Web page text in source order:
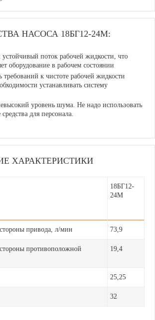
НАСОСА 18БГ12-24М:
поток рабочей жидкости, что
оборудование в рабочем состоянии
требований к чистоте рабочей жидкости
устанавливать систему
уровень шума. Не надо использовать
для персонала.
ХАРАКТЕРИСТИКИ
18БГ12-
24М
привода, л/мин 73,9
противоположной
19,4
25,25
32